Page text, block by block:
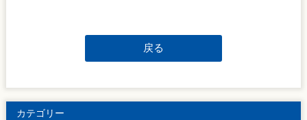
戻る
カテゴリー